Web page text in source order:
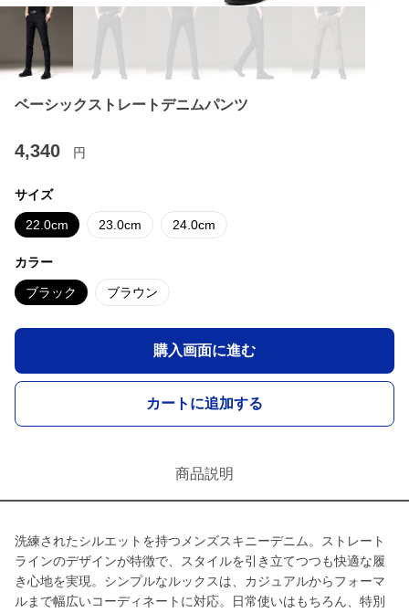
ベーシックストレートデニムパンツ
4,340 円
サイズ
22.0cm 23.0cm 24.0cm
カラー
ブラック ブラウン
購入画面に進む
カートに追加する
商品説明
洗練されたシルエットを持つメンズスキニーデニム。ストレート
ラインのデザインが特徴で、スタイルを引き立てつつも快適な履
き心地を実現。シンプルなルックスは、カジュアルからフォーマ
ルまで幅広いコーディネートに対応。日常使いはもちろん、特別